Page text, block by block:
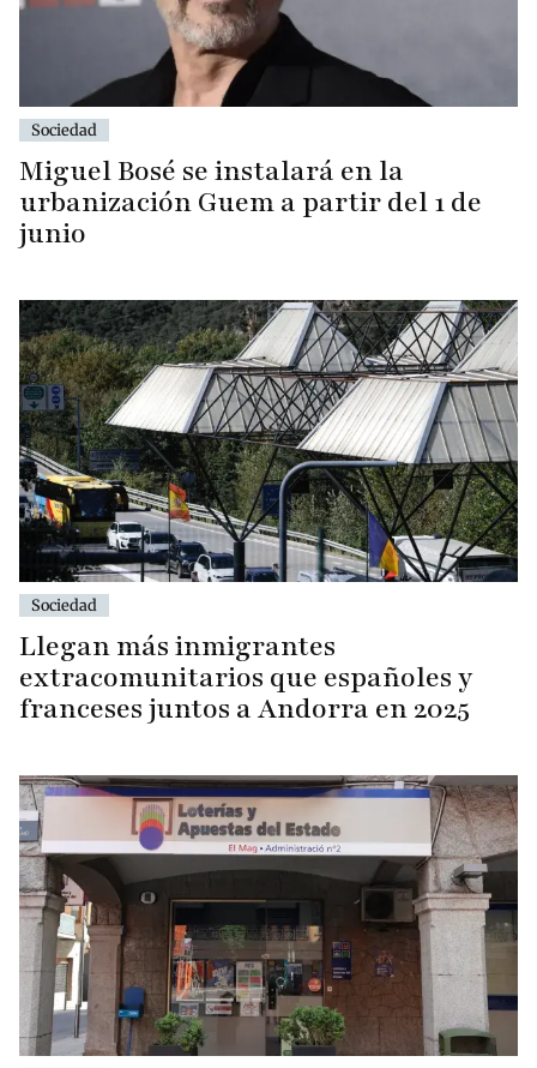
Sociedad
Miguel Bosé se instalará en la
urbanización Guem a partir del 1 de
junio
Sociedad
Llegan más inmigrantes
extracomunitarios que españoles y
franceses juntos a Andorra en 2025